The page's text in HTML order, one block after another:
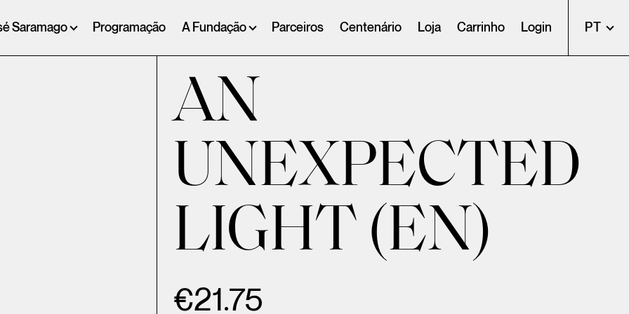
Saramago Programação A Fundação Parceiros Centenário Loja Carrinho Login PT
AN
UNEXPECTED
LIGHT (EN)
€21.75